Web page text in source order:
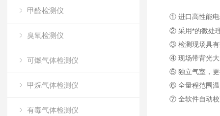
甲醛检测仪
臭氧检测仪
可燃气体检测仪
甲烷气体检测仪
有毒气体检测仪
① 进口高性能
② 采用*的微处
③ 检测现场具有
④ 现场带背光大
⑤ 独立气室，更
⑥ 全量程范围温
⑦ 全软件自动校